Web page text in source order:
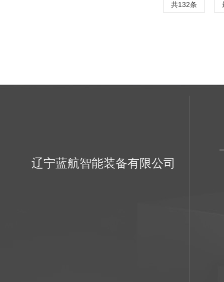
共132条
辽宁蓝航智能装备有限公司